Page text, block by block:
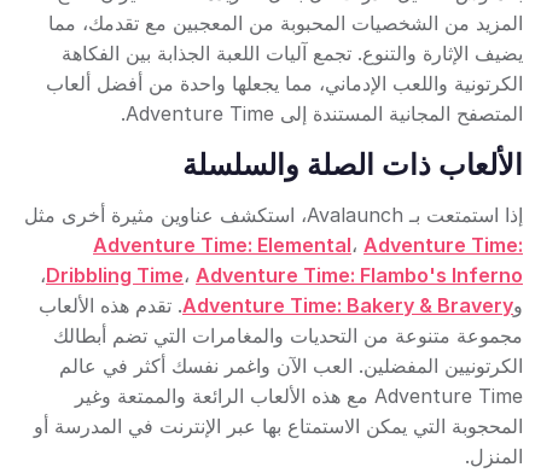
المزيد من الشخصيات المحبوبة من المعجبين مع تقدمك، مما
يضيف الإثارة والتنوع. تجمع آليات اللعبة الجذابة بين الفكاهة
الكرتونية واللعب الإدماني، مما يجعلها واحدة من أفضل ألعاب
المتصفح المجانية المستندة إلى Adventure Time.
الألعاب ذات الصلة والسلسلة
إذا استمتعت بـ Avalaunch، استكشف عناوين مثيرة أخرى مثل
Adventure Time: Elemental، Adventure Time:
Dribbling Time، Adventure Time: Flambo's Inferno
،
وAdventure Time: Bakery & Bravery. تقدم هذه الألعاب
مجموعة متنوعة من التحديات والمغامرات التي تضم أبطالك
الكرتونيين المفضلين. العب الآن واغمر نفسك أكثر في عالم
Adventure Time مع هذه الألعاب الرائعة والممتعة وغير
المحجوبة التي يمكن الاستمتاع بها عبر الإنترنت في المدرسة أو
المنزل.